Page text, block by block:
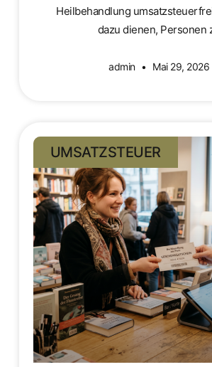
Heilbehandlung
dazu dienen, Personen
admin Mai 29, 2026
UMSATZSTEUER